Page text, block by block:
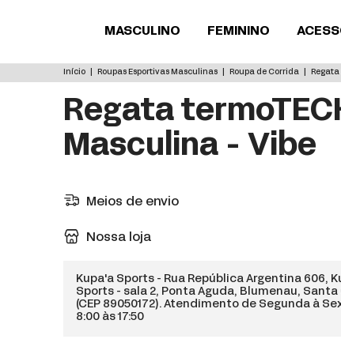
MASCULINO FEMININO
Início Roupas Esportivas Masculinas Roupa de Corrida
Regata
Masculina - Vibe
Meios de envio
Nossa loja
Kupa'a Sports - Rua República Argentina 606,
Sports - sala 2, Ponta Aguda, Blumenau,
(CEP 89050172). Atendimento de Segunda à
8:00 às 17:50